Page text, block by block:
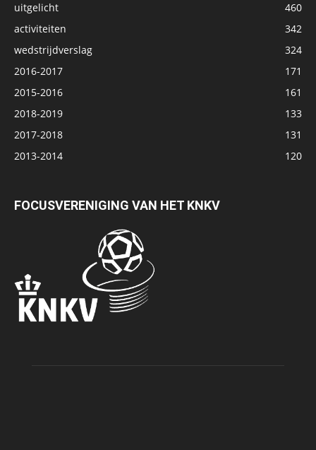
uitgelicht
460
activiteiten
342
wedstrijdverslag
324
2016-2017
171
2015-2016
161
2018-2019
133
2017-2018
131
2013-2014
120
FOCUSVERENIGING VAN HET KNKV